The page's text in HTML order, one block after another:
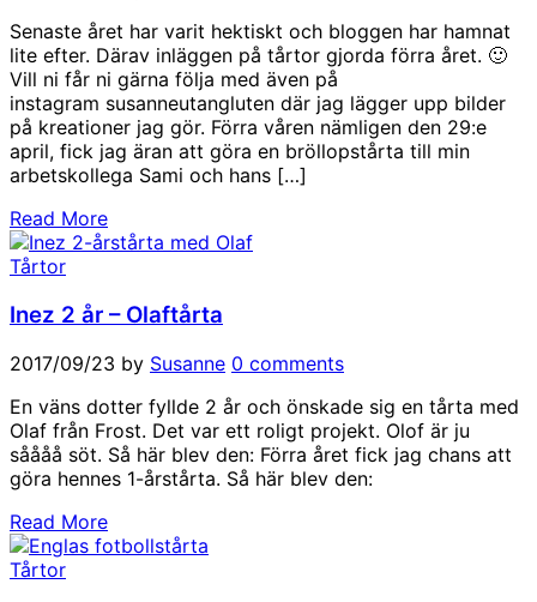
Senaste året har varit hektiskt och bloggen har hamnat
lite efter. Därav inläggen på tårtor gjorda förra året. 🙂
Vill ni får ni gärna följa med även på
instagram susanneutangluten där jag lägger upp bilder
på kreationer jag gör. Förra våren nämligen den 29:e
april, fick jag äran att göra en bröllopstårta till min
arbetskollega Sami och hans […]
Read More
Tårtor
Inez 2 år – Olaftårta
2017/09/23 by Susanne 0 comments
En väns dotter fyllde 2 år och önskade sig en tårta med
Olaf från Frost. Det var ett roligt projekt. Olof är ju
såååå söt. Så här blev den: Förra året fick jag chans att
göra hennes 1-årstårta. Så här blev den:
Read More
Tårtor